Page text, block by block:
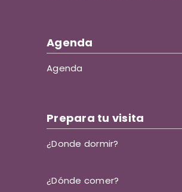
Agenda
Agenda
Prepara tu visita
¿Donde dormir?
¿Dónde comer?